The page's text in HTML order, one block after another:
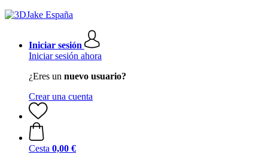
Iniciar sesión
Iniciar sesión ahora
¿Eres un nuevo usuario?
Crear una cuenta
Cesta 0,00 €